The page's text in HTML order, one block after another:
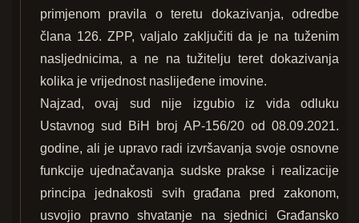
primjenom pravila o teretu dokazivanja, odredbe
člana 126. ZPP, valjalo zaključiti da je na tuženim
nasljednicima, a ne na tužitelju teret dokazivanja
kolika je vrijednost naslijeđene imovine.
Najzad, ovaj sud nije izgubio iz vida odluku
Ustavnog sud BiH broj AP-156/20 od 08.09.2021.
godine, ali je upravo radi izvršavanja svoje osnovne
funkcije ujednačavanja sudske prakse i realizacije
principa jednakosti svih građana pred zakonom,
usvojio pravno shvatanje na sjednici Građansko